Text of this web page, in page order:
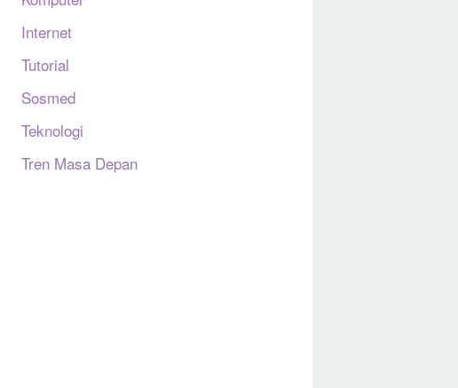
Internet
Tutorial
Sosmed
Teknologi
Tren Masa Depan